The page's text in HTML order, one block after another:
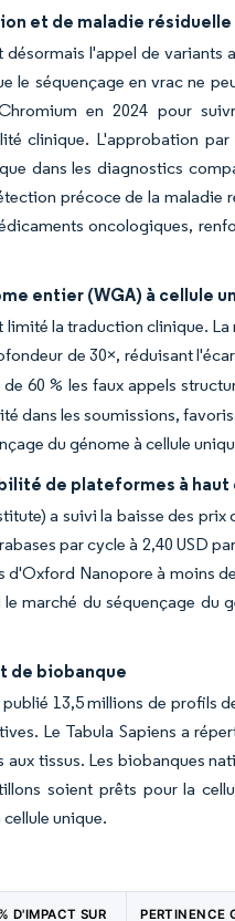
et de maladie résiduelle
l'appel de
le séquençage en vrac ne
en 2024 pour
clinique. L'approbation
dans les diagnostics
précoce de la maladie
oncologiques,
entier (WGA) à cellule
la traduction clinique.
de 30×, réduisant
60 % les faux appels
dans les soumissions,
du génome à cellule
de plateformes à
a suivi la baisse des
par cycle à 2,40 USD
Nanopore à moins
marché du séquençage du
de biobanque
13,5 millions de profils
Le Tabula Sapiens a
tissus. Les biobanques
soient prêts pour la
unique.
D'IMPACT SUR PERTINENCE